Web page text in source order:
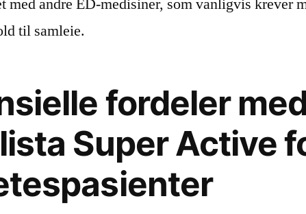
til samleie.
fordeler
Super Active